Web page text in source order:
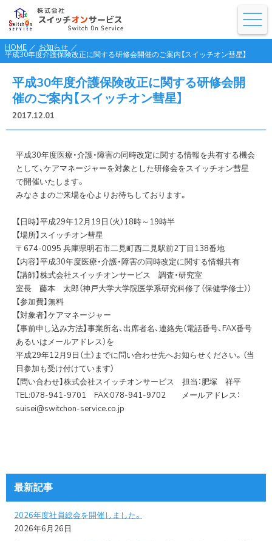
HOME ／ お知らせ ／
平成30年度介護保険改正に関する研修会開催のご案内【スイッチオン彗星】
平成30年度介護保険改正に関する研修会開
催のご案内【スイッチオン彗星】
2017.12.01
平成30年度医療・介護・障害の同時改定に関する情報を共有する機会
として、ケアマネージャーを対象とした研修会をスイッチオン彗星
で開催いたします。
みなさまのご来場を心よりお待ちしております。
【日時】平成29年12月19日（火）18時～19時半
【場所】スイッチオン彗星
〒674-0095 兵庫県明石市二見町西二見駅前2丁目138番地
【内容】平成30年度医療・介護・障害の同時改定に関する情報共有
【講師】株式会社スイッチオンサービス 調査・研究室
室長 藤本 太郎（神戸大学大学院医学系研究科修了（保健学修士））
【参加費】無料
【対象者】ケアマネージャー
【事前申し込み方法】事業所名、出席者名、連絡先（電話番号、FAX番号
あるいはメールアドレス）を
平成29年12月9日（土）までに問い合わせ先へお知らせください。（当
日参加も受け付けています）
【問い合わせ】株式会社スイッチオンサービス 担当：肥塚 祥平
TEL:078-941-9701 FAX:078-941-9702 メールアドレス：
suisei@switchon-service.co.jp
最新記事
2026年度社員総会を開催しました。
2026年6月26日